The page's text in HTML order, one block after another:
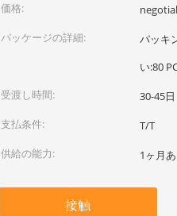
価格:
パッケージの詳細:
パッキ
受渡し時間:
30-45日
支払条件:
T/T
供給の能力:
1ヶ月
接触